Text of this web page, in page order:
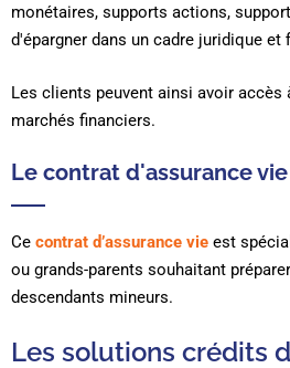
monétaires, supports actions,
d'épargner dans un cadre juridique et
Les clients peuvent ainsi avoir accès
marchés financiers.
Le contrat d'assurance
Ce contrat d’assurance vie est
ou grands-parents souhaitant
descendants mineurs.
Les solutions crédits